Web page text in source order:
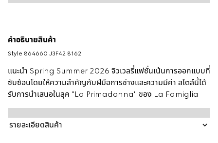
คำอธิบายสินค้า
Style ‎864660 J3F42 8162
แนะนำ Spring Summer 2026 จิวเวลรี่แฟชั่นเน้นการออกแบบที่
ซับซ้อนโดยให้ความสำคัญกับฝีมือการช่างและความมีค่า สไตล์นี้ได้
รับการนำเสนอในลุค "La Primadonna" ของ La Famiglia
รายละเอียดสินค้า